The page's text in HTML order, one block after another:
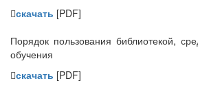
скачать [PDF]
Порядок пользования библиотекой,
обучения
скачать [PDF]